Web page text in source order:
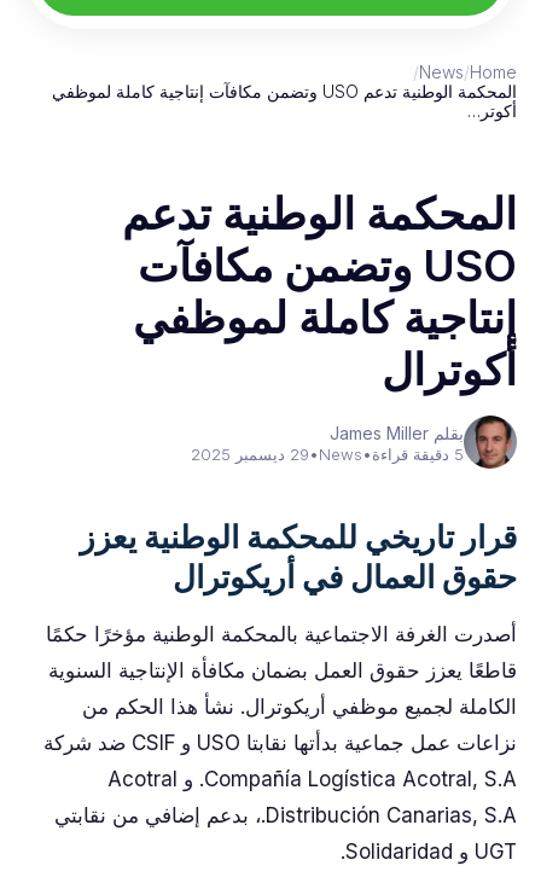
Home
/
News
/
المحكمة الوطنية تدعم USO وتضمن مكافآت إنتاجية كاملة لموظفي
أكوتر…
المحكمة الوطنية تدعم
USO وتضمن مكافآت
إنتاجية كاملة لموظفي
أكوترال
بقلم James Miller
5 دقيقة قراءة •
News
•29 ديسمبر 2025
قرار تاريخي للمحكمة الوطنية يعزز
حقوق العمال في أريكوترال
أصدرت الغرفة الاجتماعية بالمحكمة الوطنية مؤخرًا حكمًا
قاطعًا يعزز حقوق العمل بضمان مكافأة الإنتاجية السنوية
الكاملة لجميع موظفي أريكوترال. نشأ هذا الحكم من
نزاعات عمل جماعية بدأتها نقابتا USO و CSIF ضد شركة
Compañía Logística Acotral, S.A. و Acotral
Distribución Canarias, S.A.، بدعم إضافي من نقابتي
UGT و Solidaridad.